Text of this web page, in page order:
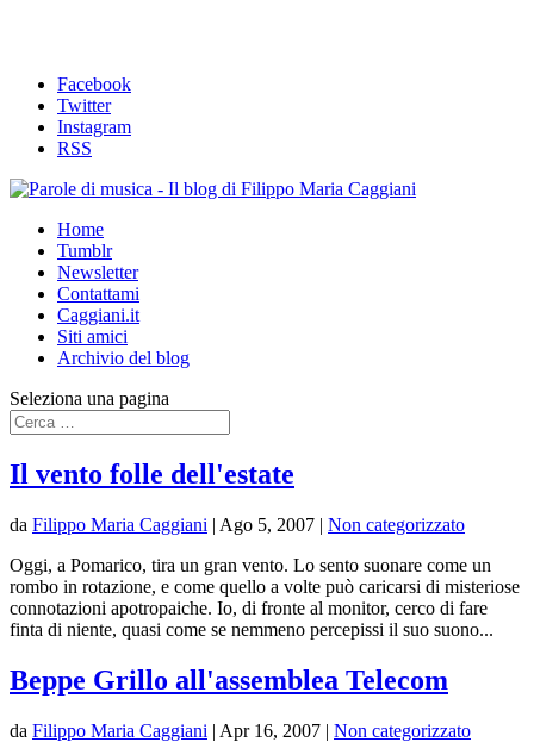
Facebook
Twitter
Instagram
RSS
Home
Tumblr
Newsletter
Contattami
Caggiani.it
Siti amici
Archivio del blog
Seleziona una pagina
Il vento folle dell'estate
da Filippo Maria Caggiani | Ago 5, 2007 | Non categorizzato
Oggi, a Pomarico, tira un gran vento. Lo sento suonare come un
rombo in rotazione, e come quello a volte può caricarsi di misteriose
connotazioni apotropaiche. Io, di fronte al monitor, cerco di fare
finta di niente, quasi come se nemmeno percepissi il suo suono...
Beppe Grillo all'assemblea Telecom
da Filippo Maria Caggiani | Apr 16, 2007 | Non categorizzato